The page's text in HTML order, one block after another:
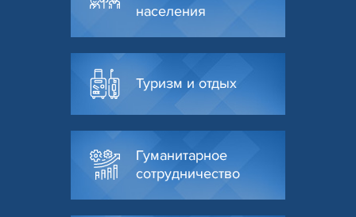
населения
Туризм и отдых
Гуманитарное
сотрудничество